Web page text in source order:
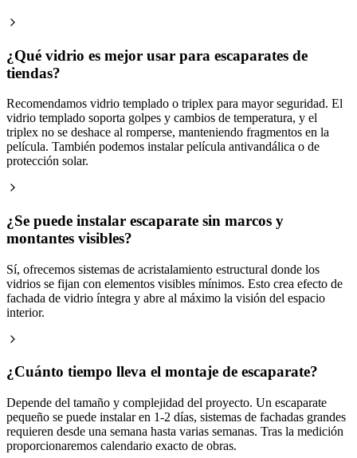
¿Qué vidrio es mejor usar para escaparates de
tiendas?
Recomendamos vidrio templado o triplex para mayor seguridad. El
vidrio templado soporta golpes y cambios de temperatura, y el
triplex no se deshace al romperse, manteniendo fragmentos en la
película. También podemos instalar película antivandálica o de
protección solar.
¿Se puede instalar escaparate sin marcos y
montantes visibles?
Sí, ofrecemos sistemas de acristalamiento estructural donde los
vidrios se fijan con elementos visibles mínimos. Esto crea efecto de
fachada de vidrio íntegra y abre al máximo la visión del espacio
interior.
¿Cuánto tiempo lleva el montaje de escaparate?
Depende del tamaño y complejidad del proyecto. Un escaparate
pequeño se puede instalar en 1-2 días, sistemas de fachadas grandes
requieren desde una semana hasta varias semanas. Tras la medición
proporcionaremos calendario exacto de obras.